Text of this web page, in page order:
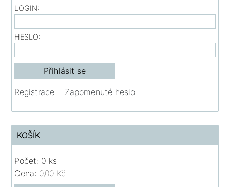
LOGIN:
HESLO:
Registrace Zapomenuté heslo
KOŠÍK
Počet: 0 ks
Cena: 0,00 Kč